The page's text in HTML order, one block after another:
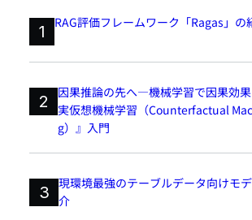
1 RAG評価フレームワーク「Ragas」の
2
因果推論の先へ―機械学習で因果効
実仮想機械学習（Counterfactual
g）』入門
3 現環境最強のテーブルデータ向けモ
介